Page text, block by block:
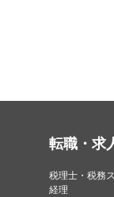
転職・求
税理士・税務
経理